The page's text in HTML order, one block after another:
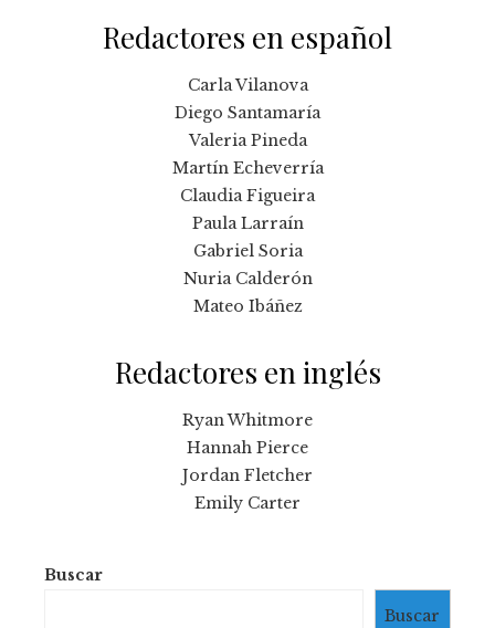
Redactores en español
Carla Vilanova
Diego Santamaría
Valeria Pineda
Martín Echeverría
Claudia Figueira
Paula Larraín
Gabriel Soria
Nuria Calderón
Mateo Ibáñez
Redactores en inglés
Ryan Whitmore
Hannah Pierce
Jordan Fletcher
Emily Carter
Buscar
Buscar